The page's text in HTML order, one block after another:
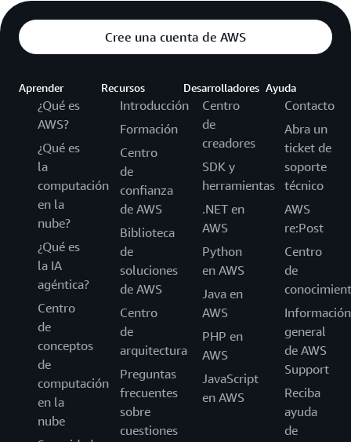
Cree una cuenta de AWS
Aprender
¿Qué es
AWS?
¿Qué es
la
computación
en la
nube?
¿Qué es
la IA
agéntica?
Centro
de
conceptos
de
computación
en la
nube
Recursos
Introducción
Formación
Centro
de
confianza
de AWS
Biblioteca
de
soluciones
de AWS
Centro
de
arquitectura
Preguntas
frecuentes
sobre
cuestiones
Desarrolladores
Centro
de
creadores
SDK y
herramientas
.NET en
AWS
Python
en AWS
Java en
AWS
PHP en
AWS
JavaScript
en AWS
Ayuda
Contacto
Abra un
ticket de
soporte
técnico
AWS
re:Post
Centro
de
Información
general
de AWS
Support
Reciba
ayuda
de